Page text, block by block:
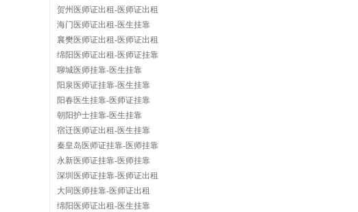
贺州医师证出租-医师证出租
海门医师证出租-医生挂靠
襄樊医师证出租-医师证出租
绵阳医师证出租-医师证挂靠
聊城医师挂靠-医生挂靠
阳泉医师证挂靠-医生挂靠
阳春医生挂靠-医师证挂靠
朝阳护士挂靠-医生挂靠
宿迁医师证出租-医生挂靠
秦皇岛医师证挂靠-医师挂靠
永新医师证挂靠-医师挂靠
深圳医师证挂靠-医师证出租
大同医师挂靠-医师证出租
绵阳医师证出租-医生挂靠